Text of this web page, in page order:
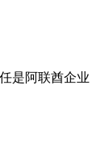
是阿联酋企业